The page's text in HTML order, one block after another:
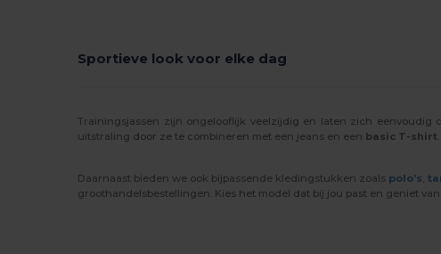
Sportieve look voor elke dag
Trainingsjassen zijn ongelooflijk veelzijdig en laten zich eenvoudig
uitstraling door ze te combineren met een jeans en een basic T-shirt
Daarnaast bieden we ook bijpassende kledingstukken zoals polo’s ,
groothandelsbestellingen. Kies het model dat bij jou past en geniet